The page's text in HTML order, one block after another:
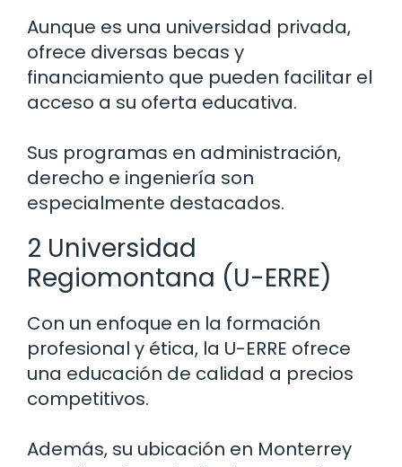
Aunque es una universidad privada,
ofrece diversas becas y
financiamiento que pueden facilitar el
acceso a su oferta educativa.
Sus programas en administración,
derecho e ingeniería son
especialmente destacados.
2 Universidad
Regiomontana (U-ERRE)
Con un enfoque en la formación
profesional y ética, la U-ERRE ofrece
una educación de calidad a precios
competitivos.
Además, su ubicación en Monterrey